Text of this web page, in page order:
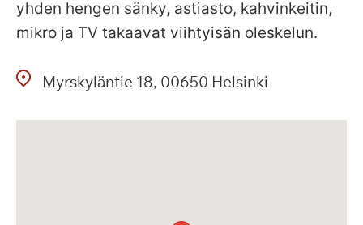
yhden hengen sänky, astiasto, kahvinkeitin,
mikro ja TV takaavat viihtyisän oleskelun.
Myrskyläntie 18 00650 Helsinki